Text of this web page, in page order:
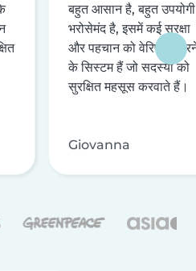
बहुत आसान है, बहुत
भरोसेमंद है, इसमें कई सुरक्षा
और पहचान को वेरिफ़ाई
के सिस्टम हैं जो सदस्यों को
सुरक्षित महसूस करवाते हैं।
Giovanna